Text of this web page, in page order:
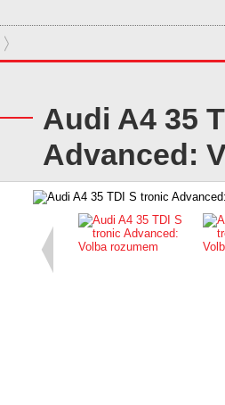
Audi A4 35
Advanced: